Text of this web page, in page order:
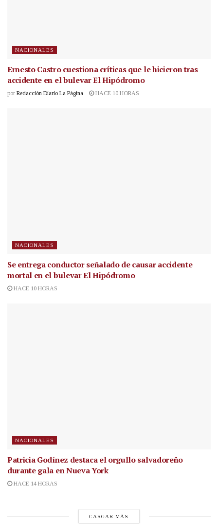
NACIONALES
Ernesto Castro cuestiona críticas que le hicieron tras
accidente en el bulevar El Hipódromo
por Redacción Diario La Página HACE 10 HORAS
NACIONALES
Se entrega conductor señalado de causar accidente
mortal en el bulevar El Hipódromo
HACE 10 HORAS
NACIONALES
Patricia Godínez destaca el orgullo salvadoreño
durante gala en Nueva York
HACE 14 HORAS
CARGAR MÁS